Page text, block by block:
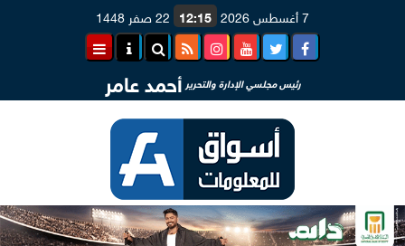
7 أغسطس 2026 12:15 22 صفر 1448
رئيس مجلسي الإدارة والتحرير أحمد عامر